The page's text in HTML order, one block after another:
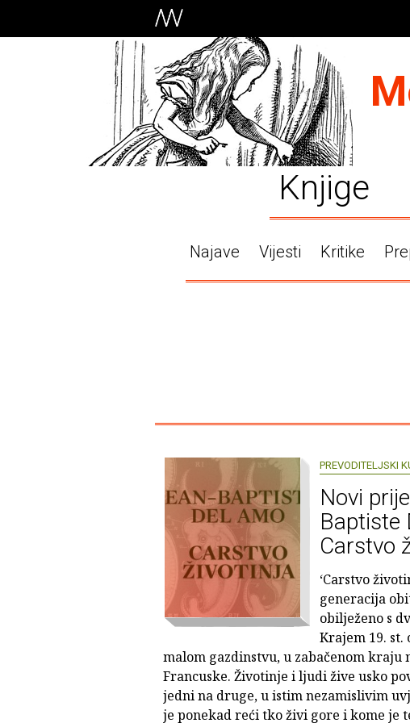
Knjige
Najave Vijesti Kritike
PREVODITELJSKI
Novi
Baptiste
Carstvo
‘Carstvo
generacija
obilježeno s
Krajem 19.
malom gazdinstvu, u zabačenom kraju
Francuske. Životinje i ljudi žive usko
jedni na druge, u istim nezamislivim
je ponekad reći tko živi gore i kome je